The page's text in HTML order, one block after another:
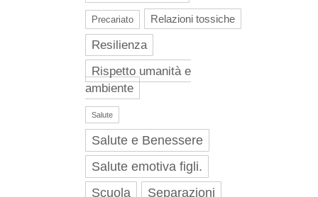
Precariato Relazioni tossiche
Resilienza
Rispetto umanità e
ambiente
Salute
Salute e Benessere
Salute emotiva figli.
Scuola
Separazioni